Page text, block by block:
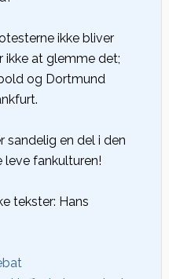
ikke bliver
ikke at glemme det;
og Dortmund
sandelig en del i den
fankulturen!
tekster: Hans